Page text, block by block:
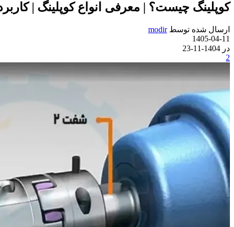
کوپلینگ چیست؟ | معرفی انواع کوپلینگ | کاربرد
ارسال شده توسط modir
1405-04-11
در 1404-11-23
2